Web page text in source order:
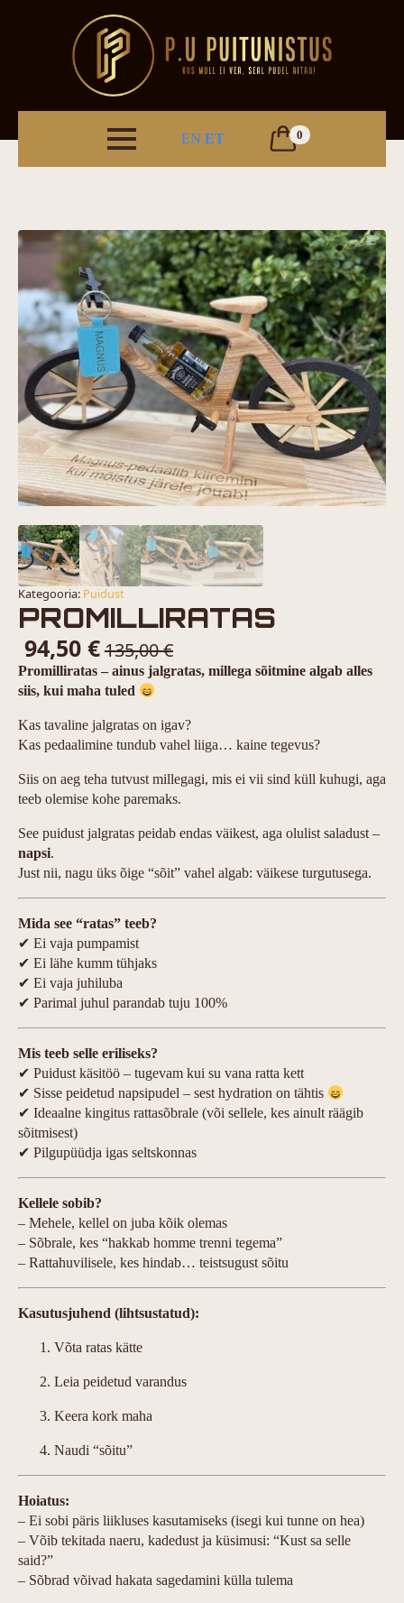
EN ET 0
Kategooria: Puidust
PROMILLIRATAS
135,00€
94,50 €
Promilliratas – ainus jalgratas, millega sõitmine algab alles
siis, kui maha tuled
Kas tavaline jalgratas on igav?
Kas pedaalimine tundub vahel liiga… kaine tegevus?
Siis on aeg teha tutvust millegagi, mis ei vii sind küll kuhugi, aga
teeb olemise kohe paremaks.
See puidust jalgratas peidab endas väikest, aga olulist saladust –
napsi.
Just nii, nagu üks õige “sõit” vahel algab: väikese turgutusega.
Mida see “ratas” teeb?
✔ Ei vaja pumpamist
✔ Ei lähe kumm tühjaks
✔ Ei vaja juhiluba
✔ Parimal juhul parandab tuju 100%
Mis teeb selle eriliseks?
✔ Puidust käsitöö – tugevam kui su vana ratta kett
✔ Sisse peidetud napsipudel – sest hydration on tähtis
✔ Ideaalne kingitus rattasõbrale (või sellele, kes ainult räägib
sõitmisest)
✔ Pilgupüüdja igas seltskonnas
Kellele sobib?
– Mehele, kellel on juba kõik olemas
– Sõbrale, kes “hakkab homme trenni tegema”
– Rattahuvilisele, kes hindab… teistsugust sõitu
Kasutusjuhend (lihtsustatud):
Võta ratas kätte
Leia peidetud varandus
Keera kork maha
Naudi “sõitu”
Hoiatus:
– Ei sobi päris liikluses kasutamiseks (isegi kui tunne on hea)
– Võib tekitada naeru, kadedust ja küsimusi: “Kust sa selle
said?”
– Sõbrad võivad hakata sagedamini külla tulema